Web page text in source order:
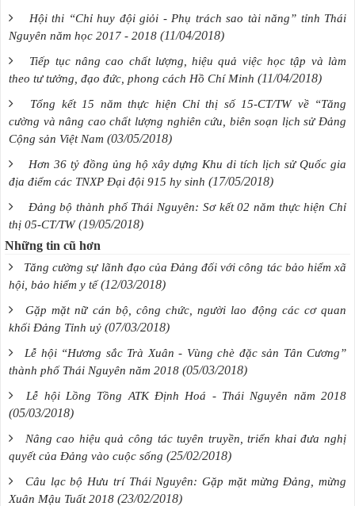
Hội thi “Chỉ huy đội giỏi - Phụ trách sao tài năng” tỉnh Thái
Nguyên năm học 2017 - 2018 (11/04/2018)
Tiếp tục nâng cao chất lượng, hiệu quả việc học tập và làm
theo tư tưởng, đạo đức, phong cách Hồ Chí Minh (11/04/2018)
Tổng kết 15 năm thực hiện Chỉ thị số 15-CT/TW về “Tăng
cường và nâng cao chất lượng nghiên cứu, biên soạn lịch sử Đảng
Cộng sản Việt Nam (03/05/2018)
Hơn 36 tỷ đồng ủng hộ xây dựng Khu di tích lịch sử Quốc gia
địa điểm các TNXP Đại đội 915 hy sinh (17/05/2018)
Đảng bộ thành phố Thái Nguyên: Sơ kết 02 năm thực hiện Chỉ
thị 05-CT/TW (19/05/2018)
Những tin cũ hơn
Tăng cường sự lãnh đạo của Đảng đối với công tác bảo hiểm xã
hội, bảo hiểm y tế (12/03/2018)
Gặp mặt nữ cán bộ, công chức, người lao động các cơ quan
khối Đảng Tỉnh uỷ (07/03/2018)
Lễ hội “Hương sắc Trà Xuân - Vùng chè đặc sản Tân Cương”
thành phố Thái Nguyên năm 2018 (05/03/2018)
Lễ hội Lồng Tồng ATK Định Hoá - Thái Nguyên năm 2018
(05/03/2018)
Nâng cao hiệu quả công tác tuyên truyền, triển khai đưa nghị
quyết của Đảng vào cuộc sống (25/02/2018)
Câu lạc bộ Hưu trí Thái Nguyên: Gặp mặt mừng Đảng, mừng
Xuân Mậu Tuất 2018 (23/02/2018)